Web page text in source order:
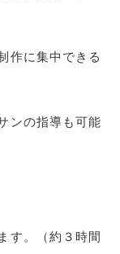
作に集中できる
ンの指導も可能
す。（約３時間